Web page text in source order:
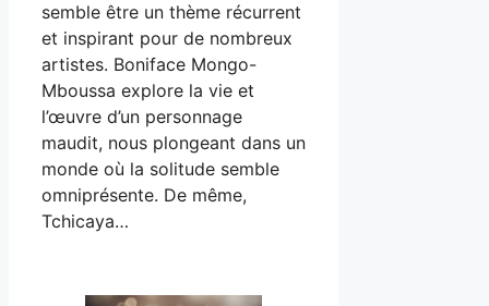
semble être un thème récurrent
et inspirant pour de nombreux
artistes. Boniface Mongo-
Mboussa explore la vie et
l’œuvre d’un personnage
maudit, nous plongeant dans un
monde où la solitude semble
omniprésente. De même,
Tchicaya…